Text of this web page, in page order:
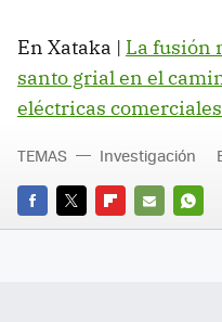
En Xataka | La fusión
santo grial en el
eléctricas
FACEBOOK
TWITTERFLIPBOARD
E-
TEMAS Investigación